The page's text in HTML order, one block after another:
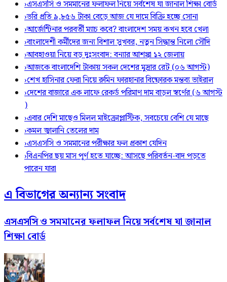
›এসএসসি ও সমমানের ফলাফল নিয়ে সর্বশেষ যা জানাল শিক্ষা বোর্ড
›ভরি প্রতি ৯,৮৫৬ টাকা বেড়ে আজ যে দামে বিক্রি হচ্ছে সোনা
›আর্জেন্টিনার পরবর্তী ম্যাচ কবে? বাংলাদেশ সময় কখন হবে খেলা
›বাংলাদেশী কর্মীদের জন্য বিশাল সুখবর, নতুন সিদ্ধান্ত নিলো সৌদি
›আবহাওয়া নিয়ে বড় দুঃসংবাদ: বন্যার আশঙ্কা ১২ জেলায়
›আজকে বাংলাদেশি টাকায় সকল দেশের মুদ্রার রেট (০৬ আগস্ট)
›শেখ হাসিনার ফেরা নিয়ে রুমিন ফারহানার বিষ্ফোরক মন্তব্য ভাইরাল
›দেশের বাজারে এক লাফে রেকর্ড পরিমাণ দাম বাড়ল স্বর্ণের (৬ আগস্ট
)
›এবার দেশি মাছেও মিলল মাইক্রোপ্লাস্টিক, সবচেয়ে বেশি যে মাছে
›কমল জ্বালানি তেলের দাম
›এসএসসি ও সমমানের পরীক্ষার ফল প্রকাশ যেদিন
›বিএনপির ছয় মাস পূর্ণ হতে যাচ্ছে: আসছে পরিবর্তন-বাদ পড়তে
পারেন যারা
এ বিভাগের অন্যান্য সংবাদ
এসএসসি ও সমমানের ফলাফল নিয়ে সর্বশেষ যা জানাল
শিক্ষা বোর্ড